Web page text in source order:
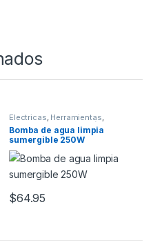
Electricas, Herramientas,
Jardinero, Por Profesión
Bomba de agua limpia
sumergible 250W
$64.95